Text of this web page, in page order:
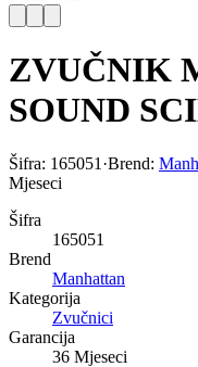
ZVUČNIK
SOUND
Šifra: 165051 ·Brend:
Mjeseci
Šifra
165051
Brend
Manhattan
Kategorija
Zvučnici
Garancija
36 Mjeseci